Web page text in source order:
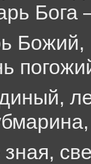
Бога
Божий,